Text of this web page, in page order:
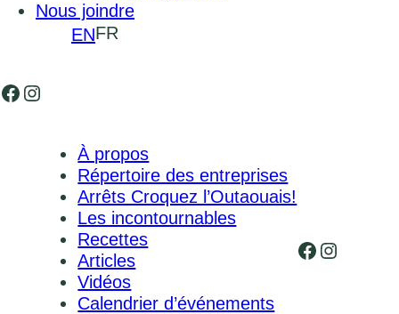
Nous joindre
ENFR
Facebook
Instagram
À propos
Répertoire des entreprises
Arrêts Croquez l’Outaouais!
Les incontournables
Recettes
Articles
Vidéos
Calendrier d’événements
Facebook